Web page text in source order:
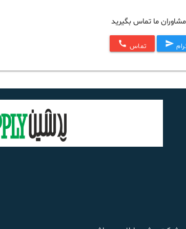
ما تماس بگیرید
send تماس call